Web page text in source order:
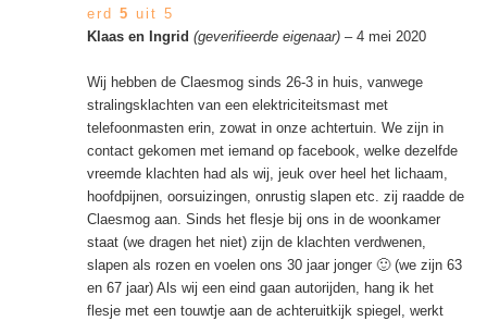
erd 5 uit 5
Klaas en Ingrid (geverifieerde eigenaar) – 4 mei 2020
Wij hebben de Claesmog sinds 26-3 in huis, vanwege
stralingsklachten van een elektriciteitsmast met
telefoonmasten erin, zowat in onze achtertuin. We zijn in
contact gekomen met iemand op facebook, welke dezelfde
vreemde klachten had als wij, jeuk over heel het lichaam,
hoofdpijnen, oorsuizingen, onrustig slapen etc. zij raadde de
Claesmog aan. Sinds het flesje bij ons in de woonkamer
staat (we dragen het niet) zijn de klachten verdwenen,
slapen als rozen en voelen ons 30 jaar jonger 🙂 (we zijn 63
en 67 jaar) Als wij een eind gaan autorijden, hang ik het
flesje met een touwtje aan de achteruitkijk spiegel, werkt